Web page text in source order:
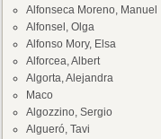
Alfonseca Moreno, Manuel
Alfonsel, Olga
Alfonso Mory, Elsa
Alforcea, Albert
Algorta, Alejandra
Maco
Algozzino, Sergio
Algueró, Tavi